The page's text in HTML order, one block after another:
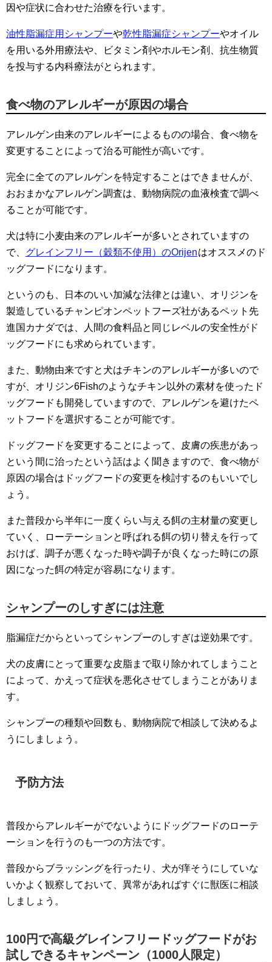
因や症状に合わせた治療を行います。
油性脂漏症用シャンプーや乾性脂漏症シャンプーやオイル
を用いる外用療法や、ビタミン剤やホルモン剤、抗生物質
を投与する内科療法がとられます。
食べ物のアレルギーが原因の場合
アレルゲン由来のアレルギーによるものの場合、食べ物を
変更することによって治る可能性が高いです。
完全に全てのアレルゲンを特定することはできませんが、
おおまかなアレルゲン調査は、動物病院の血液検査で調べ
ることが可能です。
犬は特に小麦由来のアレルギーが多いとされていますの
で、 グレインフリー（穀類不使用）のOrijenはオススメのド
ッグフードになります。
というのも、日本のいい加減な法律とは違い、オリジンを
製造しているチャンピオンペットフーズ社があるペット先
進国カナダでは、人間の食料品と同じレベルの安全性がド
ッグフードにも求められています。
また、動物由来ですと犬はチキンのアレルギーが多いので
すが、オリジン6Fishのようなチキン以外の素材を使ったド
ッグフードも開発していますので、アレルゲンを避けたペ
ットフードを選択することが可能です。
ドッグフードを変更することによって、皮膚の疾患があっ
という間に治ったという話はよく聞きますので、食べ物が
原因の場合はドッグフードの変更を検討するのもいいでし
ょう。
また普段から半年に一度くらい与える餌の主材量の変更し
ていく、ローテーションと呼ばれる餌の切り替えを行って
おけば、調子が悪くなった時や調子が良くなった時にの原
因になった餌の特定が容易になります。
シャンプーのしすぎには注意
脂漏症だからといってシャンプーのしすぎは逆効果です。
犬の皮膚にとって重要な皮脂まで取り除かれてしまうこと
によって、かえって症状を悪化させてしまうことがありま
す。
シャンプーの種類や回数も、動物病院で相談して決めるよ
うにしましょう。
予防方法
普段からアレルギーがでないようにドッグフードのローテ
ーションを行うのも一つの方法です。
普段からブラッシングを行ったり、犬が痒そうにしていな
いかよく観察しておいて、異常があればすぐに獣医に相談
しましょう。
100円で高級グレインフリードッグフードがお
試しできるキャンペーン（1000人限定）